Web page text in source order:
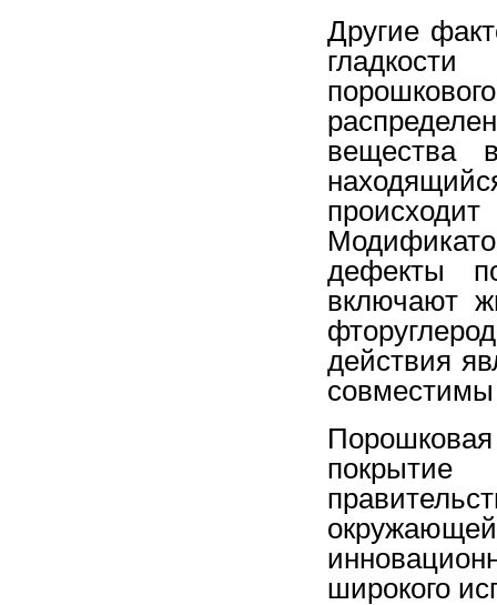
Другие
вещества
дефекты
включают
действия
Порошковая
широкого